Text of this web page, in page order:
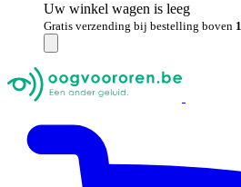
Uw winkel wagen is leeg
Gratis verzending bij bestelling boven